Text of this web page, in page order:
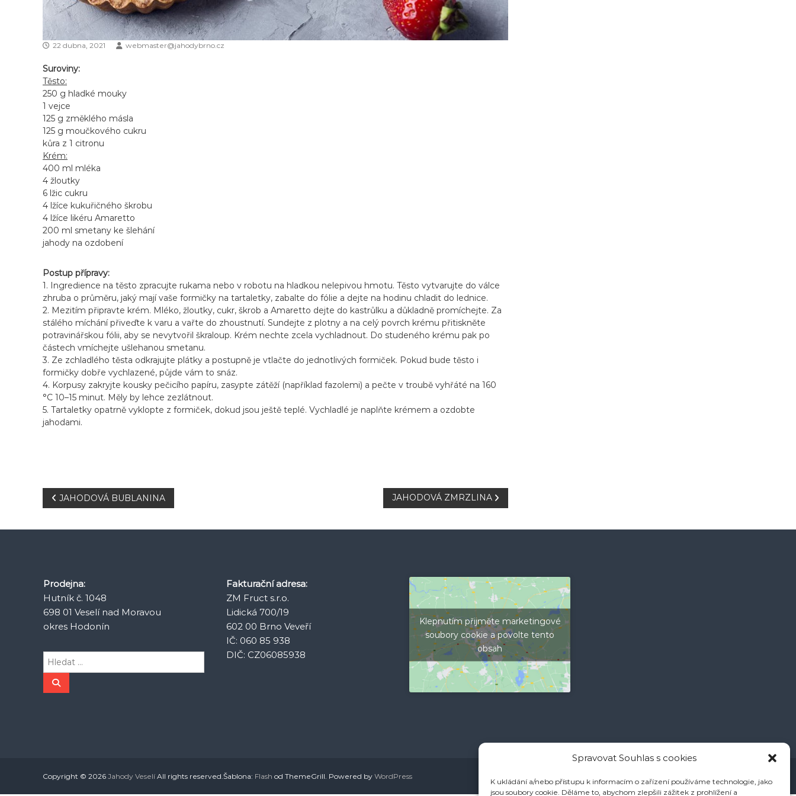
Spravovat Souhlas s cookies
K ukládání a/nebo přístupu k informacím o zařízení používáme technologie, jako
jsou soubory cookie. Děláme to, abychom zlepšili zážitek z prohlížení a
22 dubna, 2021 webmaster@jahodybrno.cz
Suroviny:
Těsto:
250 g hladké mouky
1 vejce
125 g změklého másla
125 g moučkového cukru
kůra z 1 citronu
Krém:
400 ml mléka
4 žloutky
6 lžic cukru
4 lžíce kukuřičného škrobu
4 lžíce likéru Amaretto
200 ml smetany ke šlehání
jahody na ozdobení
Postup přípravy:
1. Ingredience na těsto zpracujte rukama nebo v robotu na hladkou nelepivou hmotu. Těsto vytvarujte do válce
zhruba o průměru, jaký mají vaše formičky na tartaletky, zabalte do fólie a dejte na hodinu chladit do lednice.
2. Mezitím připravte krém. Mléko, žloutky, cukr, škrob a Amaretto dejte do kastrůlku a důkladně promíchejte. Za
stálého míchání přiveďte k varu a vařte do zhoustnutí. Sundejte z plotny a na celý povrch krému přitiskněte
potravinářskou fólii, aby se nevytvořil škraloup. Krém nechte zcela vychladnout. Do studeného krému pak po
částech vmíchejte ušlehanou smetanu.
3. Ze zchladlého těsta odkrajujte plátky a postupně je vtlačte do jednotlivých formiček. Pokud bude těsto i
formičky dobře vychlazené, půjde vám to snáz.
4. Korpusy zakryjte kousky pečicího papíru, zasypte zátěží (například fazolemi) a pečte v troubě vyhřáté na 160
°C 10–15 minut. Měly by lehce zezlátnout.
5. Tartaletky opatrně vyklopte z formiček, dokud jsou ještě teplé. Vychladlé je naplňte krémem a ozdobte
jahodami.
N
a
i
g
a
c
e
JAHODOVÁ BUBLANINA JAHODOVÁ ZMRZLINA
Prodejna:
Hutník č. 1048
698 01 Veselí nad Moravou
okres Hodonín
H
d
H
Fakturační adresa:
ZM Fruct s.r.o.
Lidická 700/19
602 00 Brno Veveří
IČ: 060 85 938
DIČ: CZ06085938
Klepnutím přijměte marketingové
soubory cookie a povolte tento
obsah
Copyright © 2026 Jahody Veselí All rights reserved.Šablona: Flash od ThemeGrill. Powered by WordPress